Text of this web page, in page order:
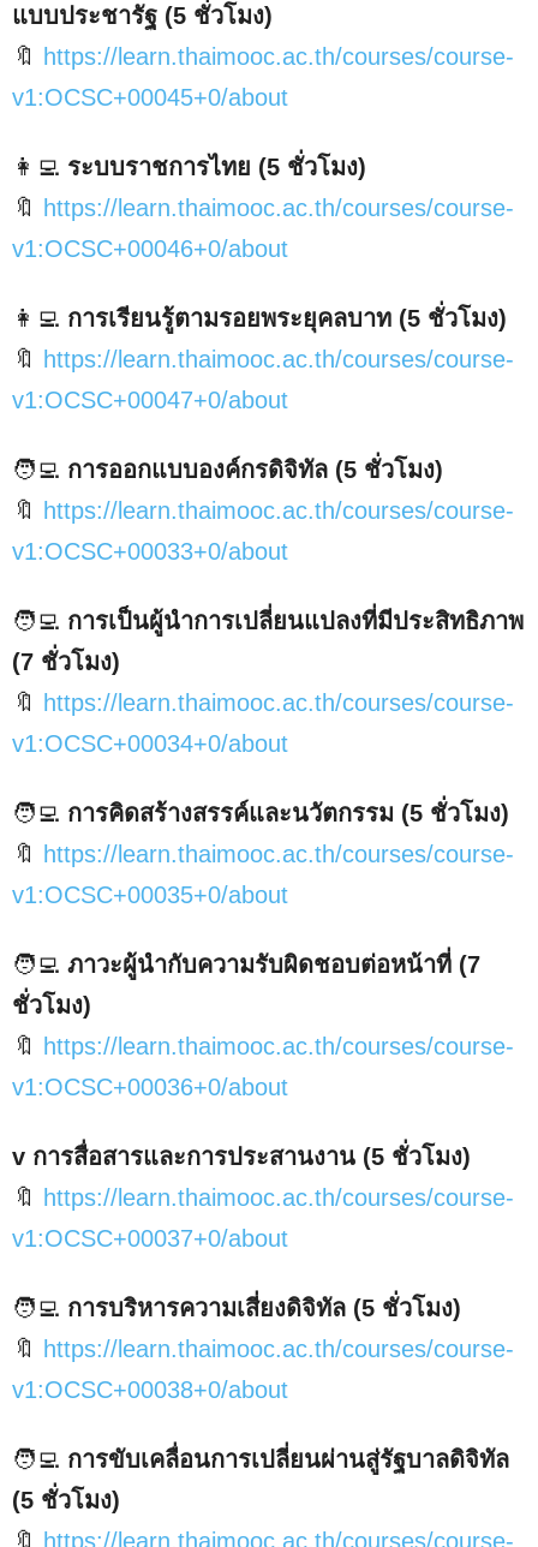
แบบประชารัฐ (5 ชั่วโมง)
🔖 https://learn.thaimooc.ac.th/courses/course-
v1:OCSC+00045+0/about
👩‍💻 ระบบราชการไทย (5 ชั่วโมง)
🔖 https://learn.thaimooc.ac.th/courses/course-
v1:OCSC+00046+0/about
👩‍💻 การเรียนรู้ตามรอยพระยุคลบาท (5 ชั่วโมง)
🔖 https://learn.thaimooc.ac.th/courses/course-
v1:OCSC+00047+0/about
🧑‍💻 การออกแบบองค์กรดิจิทัล (5 ชั่วโมง)
🔖 https://learn.thaimooc.ac.th/courses/course-
v1:OCSC+00033+0/about
🧑‍💻 การเป็นผู้นำการเปลี่ยนแปลงที่มีประสิทธิภาพ
(7 ชั่วโมง)
🔖 https://learn.thaimooc.ac.th/courses/course-
v1:OCSC+00034+0/about
🧑‍💻 การคิดสร้างสรรค์และนวัตกรรม (5 ชั่วโมง)
🔖 https://learn.thaimooc.ac.th/courses/course-
v1:OCSC+00035+0/about
🧑‍💻 ภาวะผู้นำกับความรับผิดชอบต่อหน้าที่ (7
ชั่วโมง)
🔖 https://learn.thaimooc.ac.th/courses/course-
v1:OCSC+00036+0/about
v การสื่อสารและการประสานงาน (5 ชั่วโมง)
🔖 https://learn.thaimooc.ac.th/courses/course-
v1:OCSC+00037+0/about
🧑‍💻 การบริหารความเสี่ยงดิจิทัล (5 ชั่วโมง)
🔖 https://learn.thaimooc.ac.th/courses/course-
v1:OCSC+00038+0/about
🧑‍💻 การขับเคลื่อนการเปลี่ยนผ่านสู่รัฐบาลดิจิทัล
(5 ชั่วโมง)
🔖 https://learn.thaimooc.ac.th/courses/course-